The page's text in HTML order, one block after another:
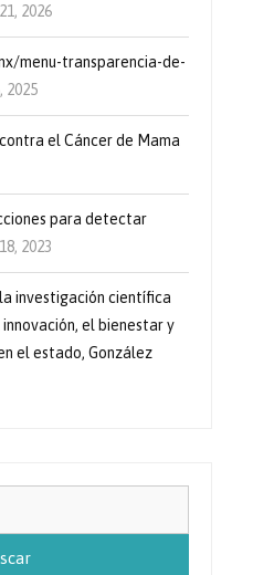
2026
menu-transparencia-de-
2025
el Cáncer de Mama
para detectar
2023
investigación científica
el bienestar y
el estado, González